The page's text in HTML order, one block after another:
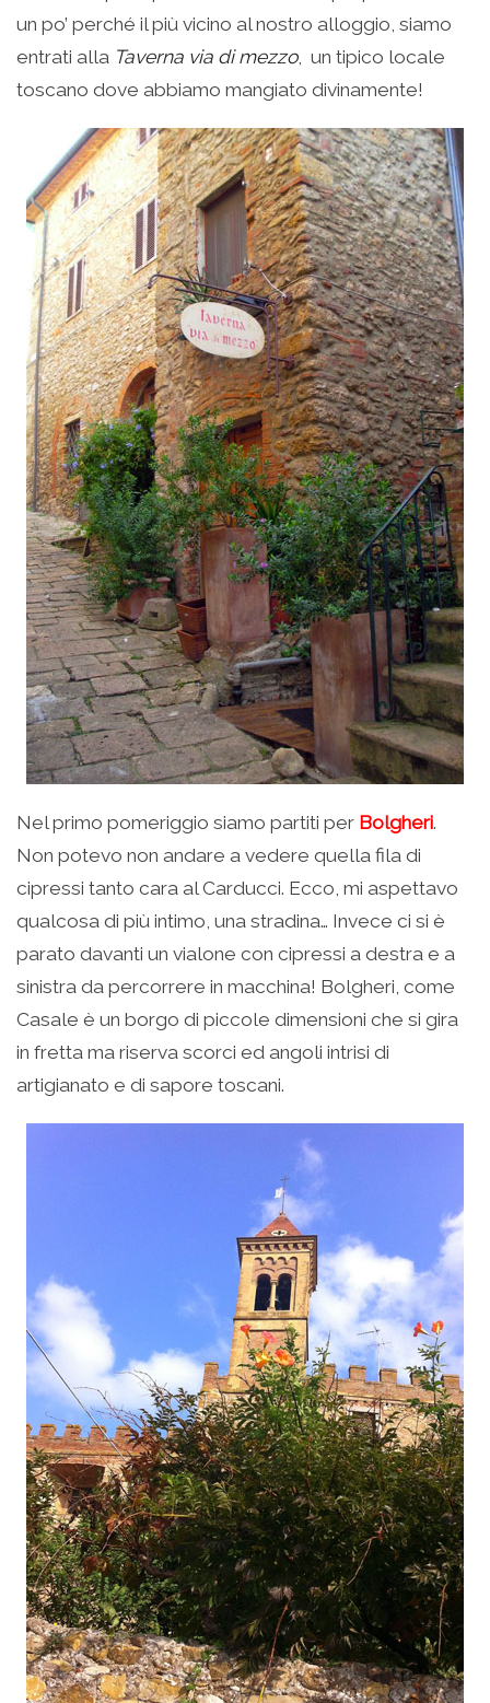
un po’ perché il più vicino al nostro alloggio, siamo
entrati alla Taverna via di mezzo, un tipico locale
toscano dove abbiamo mangiato divinamente!
Nel primo pomeriggio siamo partiti per Bolgheri.
Non potevo non andare a vedere quella fila di
cipressi tanto cara al Carducci. Ecco, mi aspettavo
qualcosa di più intimo, una stradina… Invece ci si è
parato davanti un vialone con cipressi a destra e a
sinistra da percorrere in macchina! Bolgheri, come
Casale è un borgo di piccole dimensioni che si gira
in fretta ma riserva scorci ed angoli intrisi di
artigianato e di sapore toscani.